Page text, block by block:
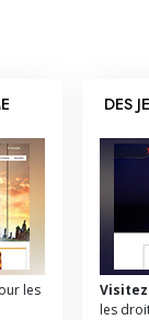
les
DES
Visitez
les